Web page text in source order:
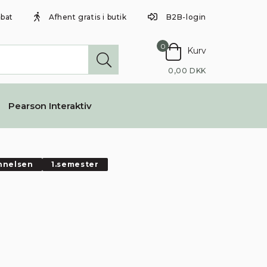
Afhent gratis i butik B2B-login
0 Kurv
0,00 DKK
Pearson Interaktiv
1.semester